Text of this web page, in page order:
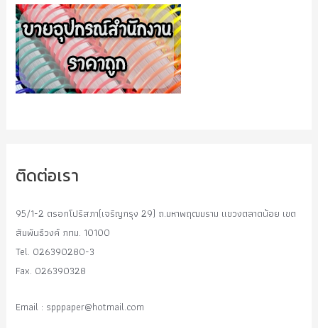
ติดต่อเรา
95/1-2 ตรอกโปริสภา(เจริญกรุง 29) ถ.มหาพฤฒมราม แขวงตลาดน้อย เขต
สัมพันธืวงค์ กทม. 10100
Tel. 026390280-3
Fax. 026390328
Email : spppaper@hotmail.com